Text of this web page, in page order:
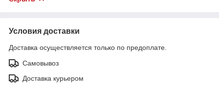
Условия доставки
Доставка осуществляется только по предоплате.
Самовывоз
Доставка курьером